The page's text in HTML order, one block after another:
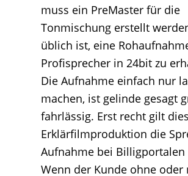
muss ein PreMaster für die
Tonmischung erstellt
üblich ist, eine
Profisprecher in 24bit zu
Die Aufnahme einfach nur
machen, ist gelinde gesagt
fahrlässig. Erst recht gilt
Erklärfilmproduktion die
Aufnahme bei Billigportalen
Wenn der Kunde ohne oder